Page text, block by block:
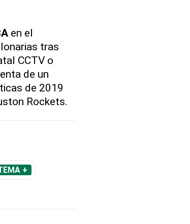
en el
tras
CCTV o
de un
de 2019
Rockets.
+